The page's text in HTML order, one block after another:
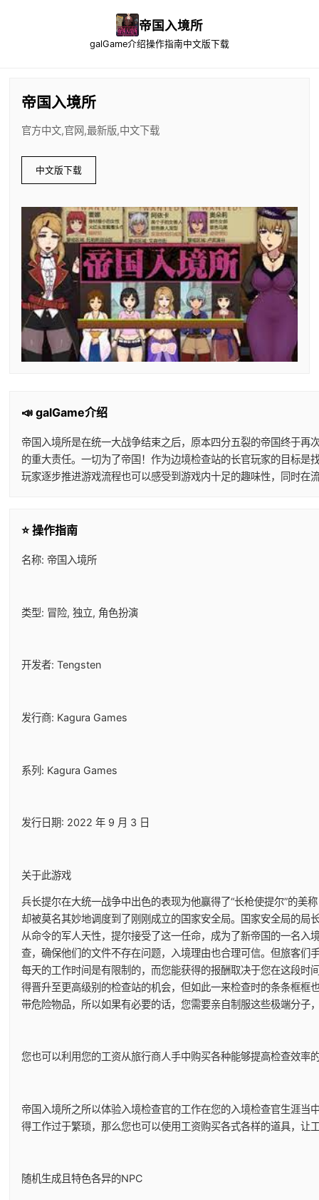
帝国入境所
galGame介绍操作指南中文版下载
帝国入境所
官方中文,官网,最新版,中文下载
中文版下载
📣 galGame介绍
帝国入境所是在统一大战争结束之后，原本四分五裂的帝国终于
的重大责任。一切为了帝国！作为边境检查站的长官玩家的目标
玩家逐步推进游戏流程也可以感受到游戏内十足的趣味性，同时
⭐ 操作指南
名称: 帝国入境所
类型: 冒险, 独立, 角色扮演
开发者: Tengsten
发行商: Kagura Games
系列: Kagura Games
发行日期: 2022 年 9 月 3 日
关于此游戏
兵长提尔在大统一战争中出色的表现为他赢得了“长枪使提尔”的
却被莫名其妙地调度到了刚刚成立的国家安全局。国家安全局的局
从命令的军人天性，提尔接受了这一任命，成为了新帝国的一名
查，确保他们的文件不存在问题，入境理由也合理可信。但旅客
每天的工作时间是有限制的，而您能获得的报酬取决于您在这段
得晋升至更高级别的检查站的机会，但如此一来检查时的条条框
带危险物品，所以如果有必要的话，您需要亲自制服这些极端分子
您也可以利用您的工资从旅行商人手中购买各种能够提高检查效
帝国入境所之所以体验入境检查官的工作在您的入境检查官生涯
得工作过于繁琐，那么您也可以使用工资购买各式各样的道具，
随机生成且特色各异的NPC